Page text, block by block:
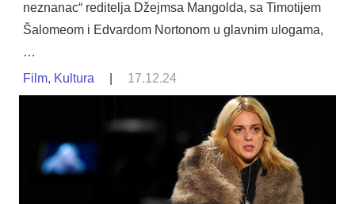
neznanac“ reditelja Džejmsa Mangolda, sa Timotijem
Šalomeom i Edvardom Nortonom u glavnim ulogama,
…
Film, Kultura 17.12.24